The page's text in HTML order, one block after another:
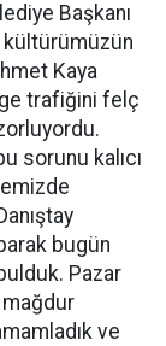
Başkanı
kültürümüzün
Kaya
trafiğini felç
sorunu kalıcı
bugün
bulduk. Pazar
mağdur
ve